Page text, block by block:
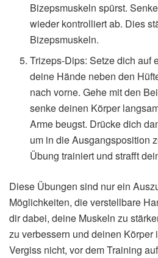
Bizepsmuskeln spürst.
wieder kontrolliert ab. Dies
Bizepsmuskeln.
Trizeps-Dips: Setze dich auf
deine Hände neben den
nach vorne. Gehe mit den
senke deinen Körper
Arme beugst. Drücke dich
um in die Ausgangsposition
Übung trainiert und strafft
Diese Übungen sind nur ein
Möglichkeiten, dieverstellbare
dir dabei, deine Muskeln zu
zu verbessern und deinen Körper
Vergiss nicht, vor dem Training